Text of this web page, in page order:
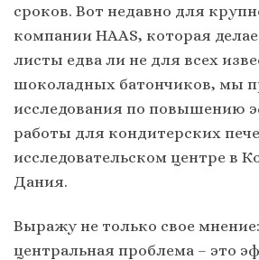
сроков. Вот недавно для
компании HAAS, которая
листы едва ли не для всех
шоколадных батончиков, мы
исследования по повышению
работы для кондитерских
исследовательском центре в
Дания.
Выражу не только свое
центральная проблема – это